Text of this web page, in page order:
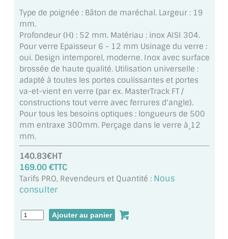
MIROIR DE SALLE DE BAIN
MIROIR PAROI DE DOUCHE
MIROIR POUR SALLE DE SPORT
MIROIR POUR SALLE DE DANSE
MIROIR ENCADRÉ
MIROIR TV
VERRE EXTRACLAIR
VERRE TREMPÉ (SÉCURIT)
PAROI DE DOUCHE
Type de poignée : Bâton de maréchal. Largeur : 19
mm.
Profondeur (H) : 52 mm. Matériau : inox AISI 304.
Pour verre Epaisseur 6 - 12 mm Usinage du verre :
oui. Design intemporel, moderne. Inox avec surface
brossée de haute qualité. Utilisation universelle :
adapté à toutes les portes coulissantes et portes
va-et-vient en verre (par ex. MasterTrack FT /
constructions tout verre avec ferrures d'angle).
Pour tous les besoins optiques : longueurs de 500
mm entraxe 300mm. Perçage dans le verre à¸12
mm.
140.83€HT
169.00 €TTC
Tarifs PRO, Revendeurs et Quantité : Nous
consulter